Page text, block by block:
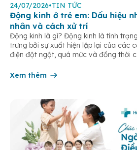
24/07/2026•TIN TỨC
Động kinh ở trẻ em: Dấu hiệu
nhân và cách xử trí
Động kinh là gì? Động kinh là tình
trưng bởi sự xuất hiện lặp lại của các
điện đột ngột, quá mức và đồng thời
Xem thêm